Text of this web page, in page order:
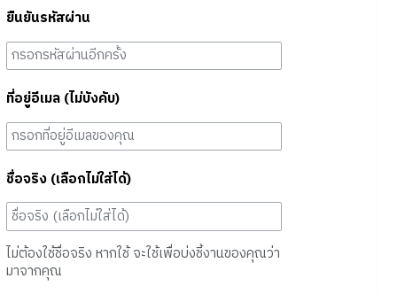
ยืนยันรหัสผ่าน
ที่อยู่อีเมล (ไม่บังคับ)
ชื่อจริง (เลือกไม่ใส่ได้)
ไม่ต้องใช้ชื่อจริง หากใช้ จะใช้เพื่อบ่งชี้งานของคุณว่า
มาจากคุณ